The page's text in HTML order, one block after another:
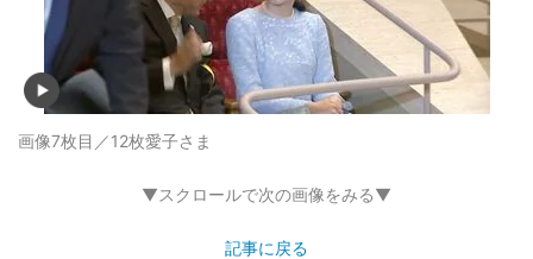
画像7枚目／12枚愛子さま
▼スクロールで次の画像をみる▼
記事に戻る